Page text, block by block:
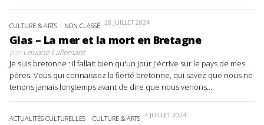
CULTURE & ARTS NON CLASSÉ 28 JUILLET 2024
Glas – La mer et la mort en Bretagne
parLouane Lallemant
Je suis bretonne : il fallait bien qu'un jour j'écrive sur le pays de mes
pères. Vous qui connaissez la fierté bretonne, qui savez que nous ne
tenons jamais longtemps avant de dire que nous venons...
ACTUALITÉS CULTURELLES CULTURE & ARTS 4 JUILLET 2024